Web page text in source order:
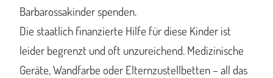
Barbarossakinder spenden.
Die staatlich finanzierte Hilfe für diese Kinder ist
leider begrenzt und oft unzureichend. Medizinische
Geräte, Wandfarbe oder Elternzustellbetten – all das